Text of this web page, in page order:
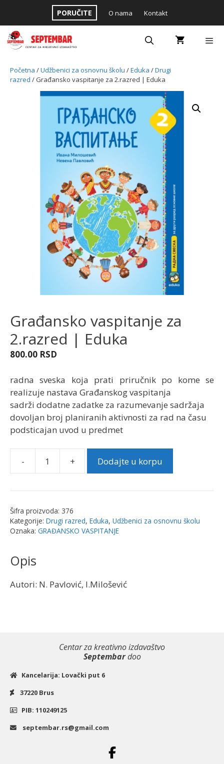
content
PORUČITE O nama Kontakt
Početna /Udžbenici za osnovnu školu /Eduka /Drugi
razred / Građansko vaspitanje za 2.razred | Eduka
Građansko vaspitanje za
2.razred | Eduka
800.00 RSD
radna sveska koja prati priručnik po kome se
realizuje nastava Građanskog vaspitanja
sadrži dodatne zadatke za razumevanje sadržaja
dovoljan broj planiranih aktivnosti za rad na času
podsticajan uvod u predmet
-
Građansko
za
|
Eduka
+ Dodajte u korpu
Šifra proizvoda: 376
Kategorije: Drugi razred, Eduka, Udžbenici za osnovnu školu
Oznaka: GRAĐANSKO VASPITANJE
Opis
Autori: N. Pavlović, I.Milošević
Centar za kreativno izdavaštvo
Septembardoo
Kancelarija: Lovački put 6
37220 Brus
PIB: 110249125
septembar.rs@gmail.com